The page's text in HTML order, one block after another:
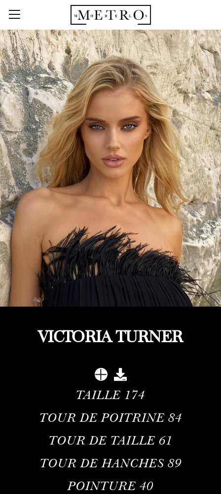
VICTORIA TURNER
TAILLE 174
TOUR DE POITRINE 84
TOUR DE TAILLE 61
TOUR DE HANCHES 89
POINTURE 40